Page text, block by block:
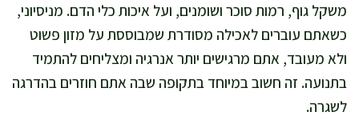
משקל גוף, רמות סוכר ושומנים, ועל איכות כלי הדם. מניסיוני,
כשאתם עוברים לאכילה מסודרת שמבוססת על מזון פשוט
ולא מעובד, אתם מרגישים יותר אנרגיה ומצליחים להתמיד
בתנועה. זה חשוב במיוחד בתקופה שבה אתם חוזרים בהדרגה
לשגרה.